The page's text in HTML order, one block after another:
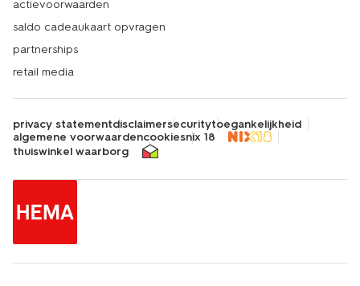
actievoorwaarden
saldo cadeaukaart opvragen
partnerships
retail media
privacy statementdisclaimersecuritytoegankelijkheid
algemene voorwaardencookiesnix 18
thuiswinkel waarborg